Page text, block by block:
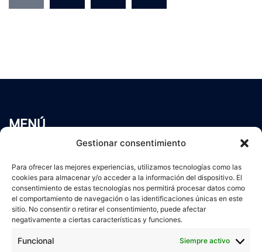
Gestionar consentimiento
Para ofrecer las mejores experiencias, utilizamos tecnologías como las
cookies para almacenar y/o acceder a la información del dispositivo. El
consentimiento de estas tecnologías nos permitirá procesar datos como
el comportamiento de navegación o las identificaciones únicas en este
sitio. No consentir o retirar el consentimiento, puede afectar
negativamente a ciertas características y funciones.
Funcional Siempre activo
entradas
MENÚ
Servicios
Blog
Contacto
Aviso Legal
Política de cookies